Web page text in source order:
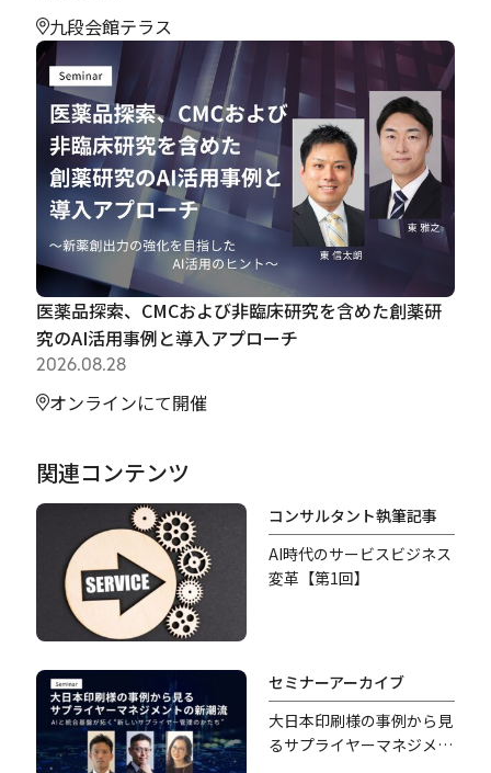
九段会館テラス
医薬品探索、CMCおよび非臨床研究を含めた創薬研
究のAI活用事例と導入アプローチ
2026.08.28
オンラインにて開催
関連コンテンツ
コンサルタント執筆記事
AI時代のサービスビジネス
変革【第1回】
セミナーアーカイブ
大日本印刷様の事例から見
るサプライヤーマネジメン